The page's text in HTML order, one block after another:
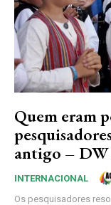
Quem eram
antigo –
INTERNACIONAL
Os pesquisadores